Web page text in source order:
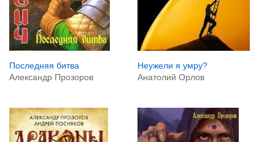
Последняя битва
Александр Прозоров
Неужели я умру?
Анатолий Орлов